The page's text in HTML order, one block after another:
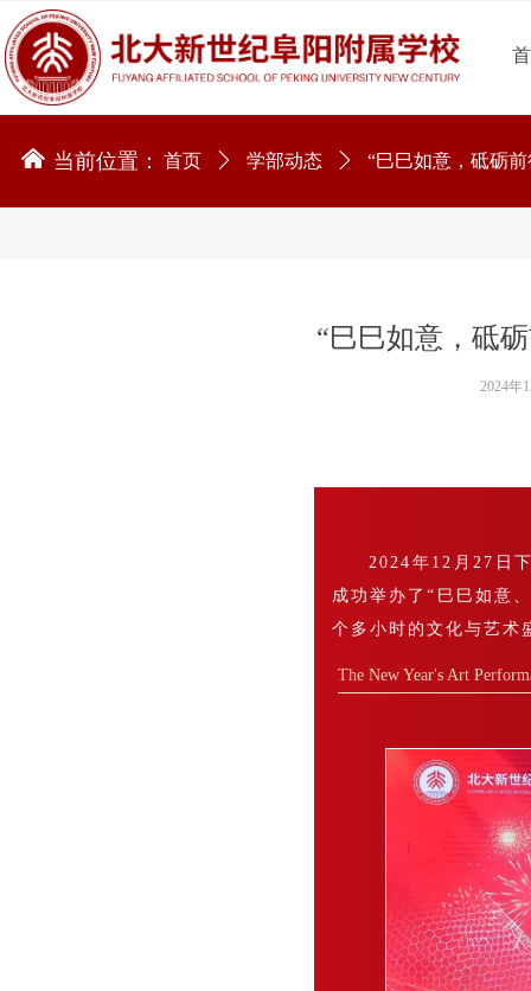
“巳巳如意，砥
2024年12月27日
成功举办了“巳巳如意
个多小时的文化与艺术
The New Year's Art
2024年
当前位置：
낀 首页 ꄲ 学部动态 ꄲ “巳巳如意，砥砺